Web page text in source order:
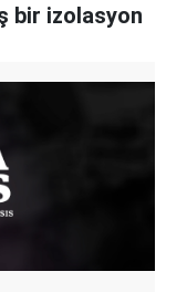
bir izolasyon